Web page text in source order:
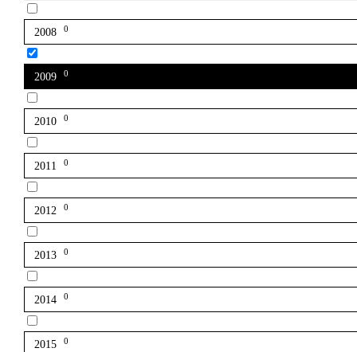
2008 0
2009 0
2010 0
2011 0
2012 0
2013 0
2014 0
2015 0